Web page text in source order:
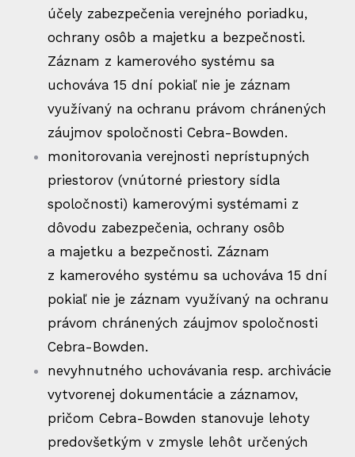
účely zabezpečenia verejného poriadku,
ochrany osôb a majetku a bezpečnosti.
Záznam z kamerového systému sa
uchováva 15 dní pokiaľ nie je záznam
využívaný na ochranu právom chránených
záujmov spoločnosti Cebra-Bowden.
monitorovania verejnosti neprístupných
priestorov (vnútorné priestory sídla
spoločnosti) kamerovými systémami z
dôvodu zabezpečenia, ochrany osôb
a majetku a bezpečnosti. Záznam
z kamerového systému sa uchováva 15 dní
pokiaľ nie je záznam využívaný na ochranu
právom chránených záujmov spoločnosti
Cebra-Bowden.
nevyhnutného uchovávania resp. archivácie
vytvorenej dokumentácie a záznamov,
pričom Cebra-Bowden stanovuje lehoty
predovšetkým v zmysle lehôt určených